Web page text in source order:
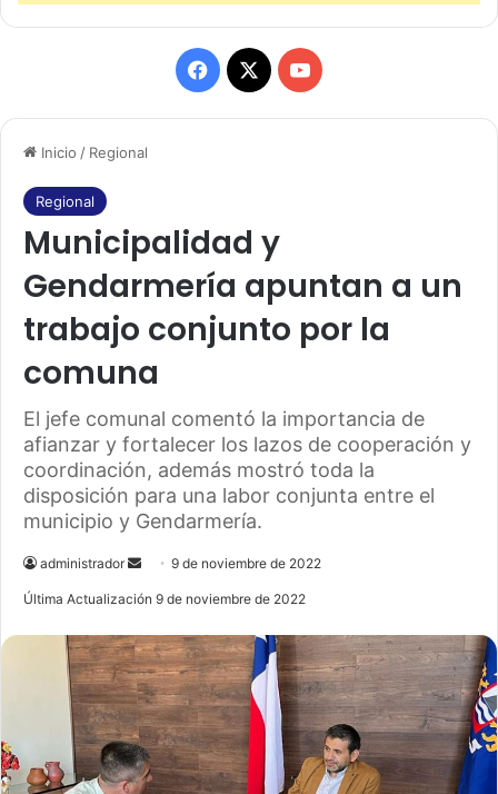
Inicio / Regional
Regional
Municipalidad y
Gendarmería apuntan a un
trabajo conjunto por la
comuna
El jefe comunal comentó la importancia de
afianzar y fortalecer los lazos de cooperación y
coordinación, además mostró toda la
disposición para una labor conjunta entre el
municipio y Gendarmería.
administrador
e
d
a
n
e
m
a
9 de noviembre de 2022
Última Actualización 9 de noviembre de 2022
F
a
b
o
o
X
Y
o
b
e